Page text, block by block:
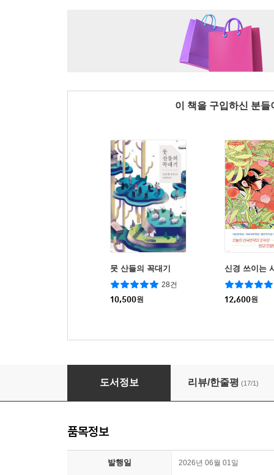
이 책을 구입하신 분
뭇 산들의 꼭대기
28건
10,500원
신경 쓰이는
12,600원
다정한 지옥
도서정보 리뷰/한줄평 (17/1)
품목정보
발행일 2026년 06월 01일